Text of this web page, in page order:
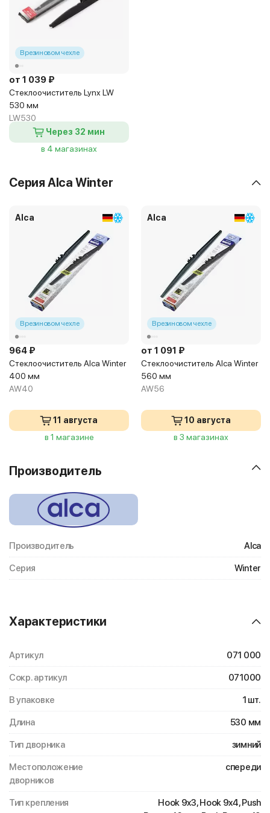
В резиновом чехле
от 1 039 ₽
Стеклоочиститель Lynx LW
530 мм
LW530
Через 32 мин
в 4 магазинах
Серия Alca Winter
Alca
В резиновом чехле
964 ₽
Стеклоочиститель Alca Winter
400 мм
AW40
11 августа
в 1 магазине
Alca
В резиновом чехле
от 1 091 ₽
Стеклоочиститель Alca Winter
560 мм
AW56
10 августа
в 3 магазинах
Производитель
Производитель Alca
Серия Winter
Характеристики
Артикул 071 000
Сокр. артикул 071000
В упаковке 1 шт.
Длина 530 мм
Тип дворника зимний
Местоположение
дворников
спереди
Тип крепления
Hook 9x3, Hook 9x4, Push